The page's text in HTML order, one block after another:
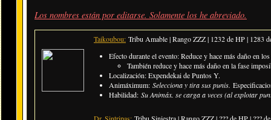
Los nombres están por editarse. Solamente los he abreviado.
Taikoubou: Tribu Amable | Rango ZZZ | 1232 de HP | 1283
Efecto durante el evento: Reduce y hace más daño en
​También reduce y hace más daño en la fase
Localización: Expendekai de Puntos Y.
Animáximum: Selecciona y tira sus punis.
Habilidad: Su Animáx. se carga a veces (al explotar
Dr. Sintripas: Tribu Siniestra | Rango ZZZ | ??? de HP | ???